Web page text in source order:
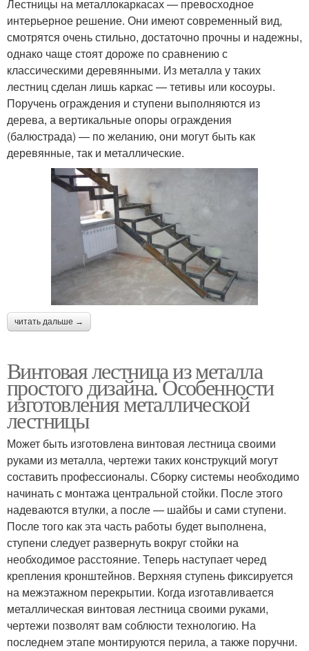
Лестницы на металлокаркасах — превосходное
интерьерное решение. Они имеют современный вид,
смотрятся очень стильно, достаточно прочны и надежны,
однако чаще стоят дороже по сравнению с
классическими деревянными. Из металла у таких
лестниц сделан лишь каркас — тетивы или косоуры.
Поручень ограждения и ступени выполняются из
дерева, а вертикальные опоры ограждения
(балюстрада) — по желанию, они могут быть как
деревянные, так и металлические.
читать дальше →
Винтовая лестница из металла
простого дизайна. Особенности
изготовления металлической
лестницы
Может быть изготовлена винтовая лестница своими
руками из металла, чертежи таких конструкций могут
составить профессионалы. Сборку системы необходимо
начинать с монтажа центральной стойки. После этого
надеваются втулки, а после — шайбы и сами ступени.
После того как эта часть работы будет выполнена,
ступени следует развернуть вокруг стойки на
необходимое расстояние. Теперь наступает черед
крепления кронштейнов. Верхняя ступень фиксируется
на межэтажном перекрытии. Когда изготавливается
металлическая винтовая лестница своими руками,
чертежи позволят вам соблюсти технологию. На
последнем этапе монтируются перила, а также поручни.